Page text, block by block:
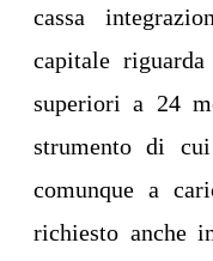
cassa
capitale
superiori a 24
strumento di
comunque a
richiesto anche